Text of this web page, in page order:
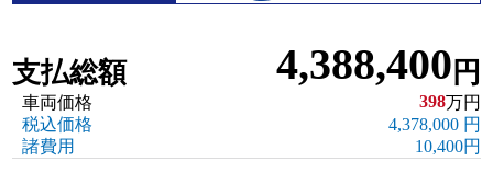
支払総額 4,388,400 円
車両価格 398万円
税込価格
4,378,000 円
諸費用
10,400円